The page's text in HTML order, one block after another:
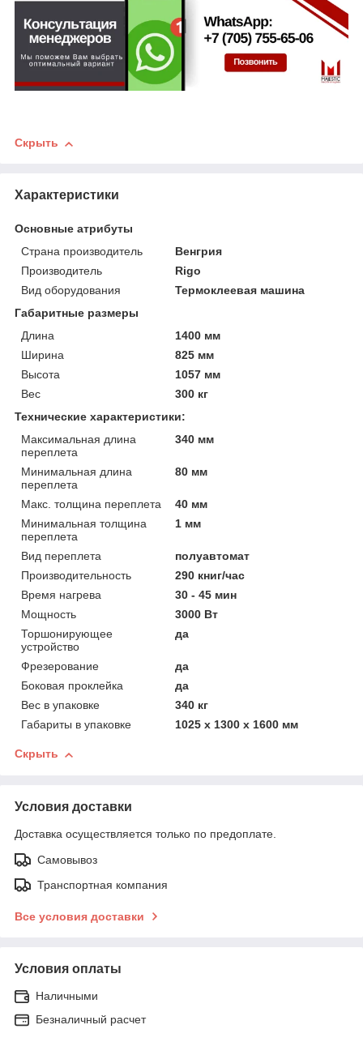
Скрыть
Характеристики
Основные атрибуты
Страна производитель
Венгрия
Производитель
Rigo
Вид оборудования
Термоклеевая машина
Габаритные размеры
Длина
1400 мм
Ширина
825 мм
Высота
1057 мм
Вес
300 кг
Технические характеристики:
Максимальная длина
переплета
340 мм
Минимальная длина
переплета
80 мм
Макс. толщина переплета
40 мм
Минимальная толщина
переплета
1 мм
Вид переплета
полуавтомат
Производительность
290 книг/час
Время нагрева
30 - 45 мин
Мощность
3000 Вт
Торшонирующее
устройство
да
Фрезерование
да
Боковая проклейка
да
Вес в упаковке
340 кг
Габариты в упаковке
1025 x 1300 x 1600 мм
Скрыть
Условия доставки
Доставка осуществляется только по предоплате.
Самовывоз
Транспортная компания
Все условия доставки
Условия оплаты
Наличными
Безналичный расчет